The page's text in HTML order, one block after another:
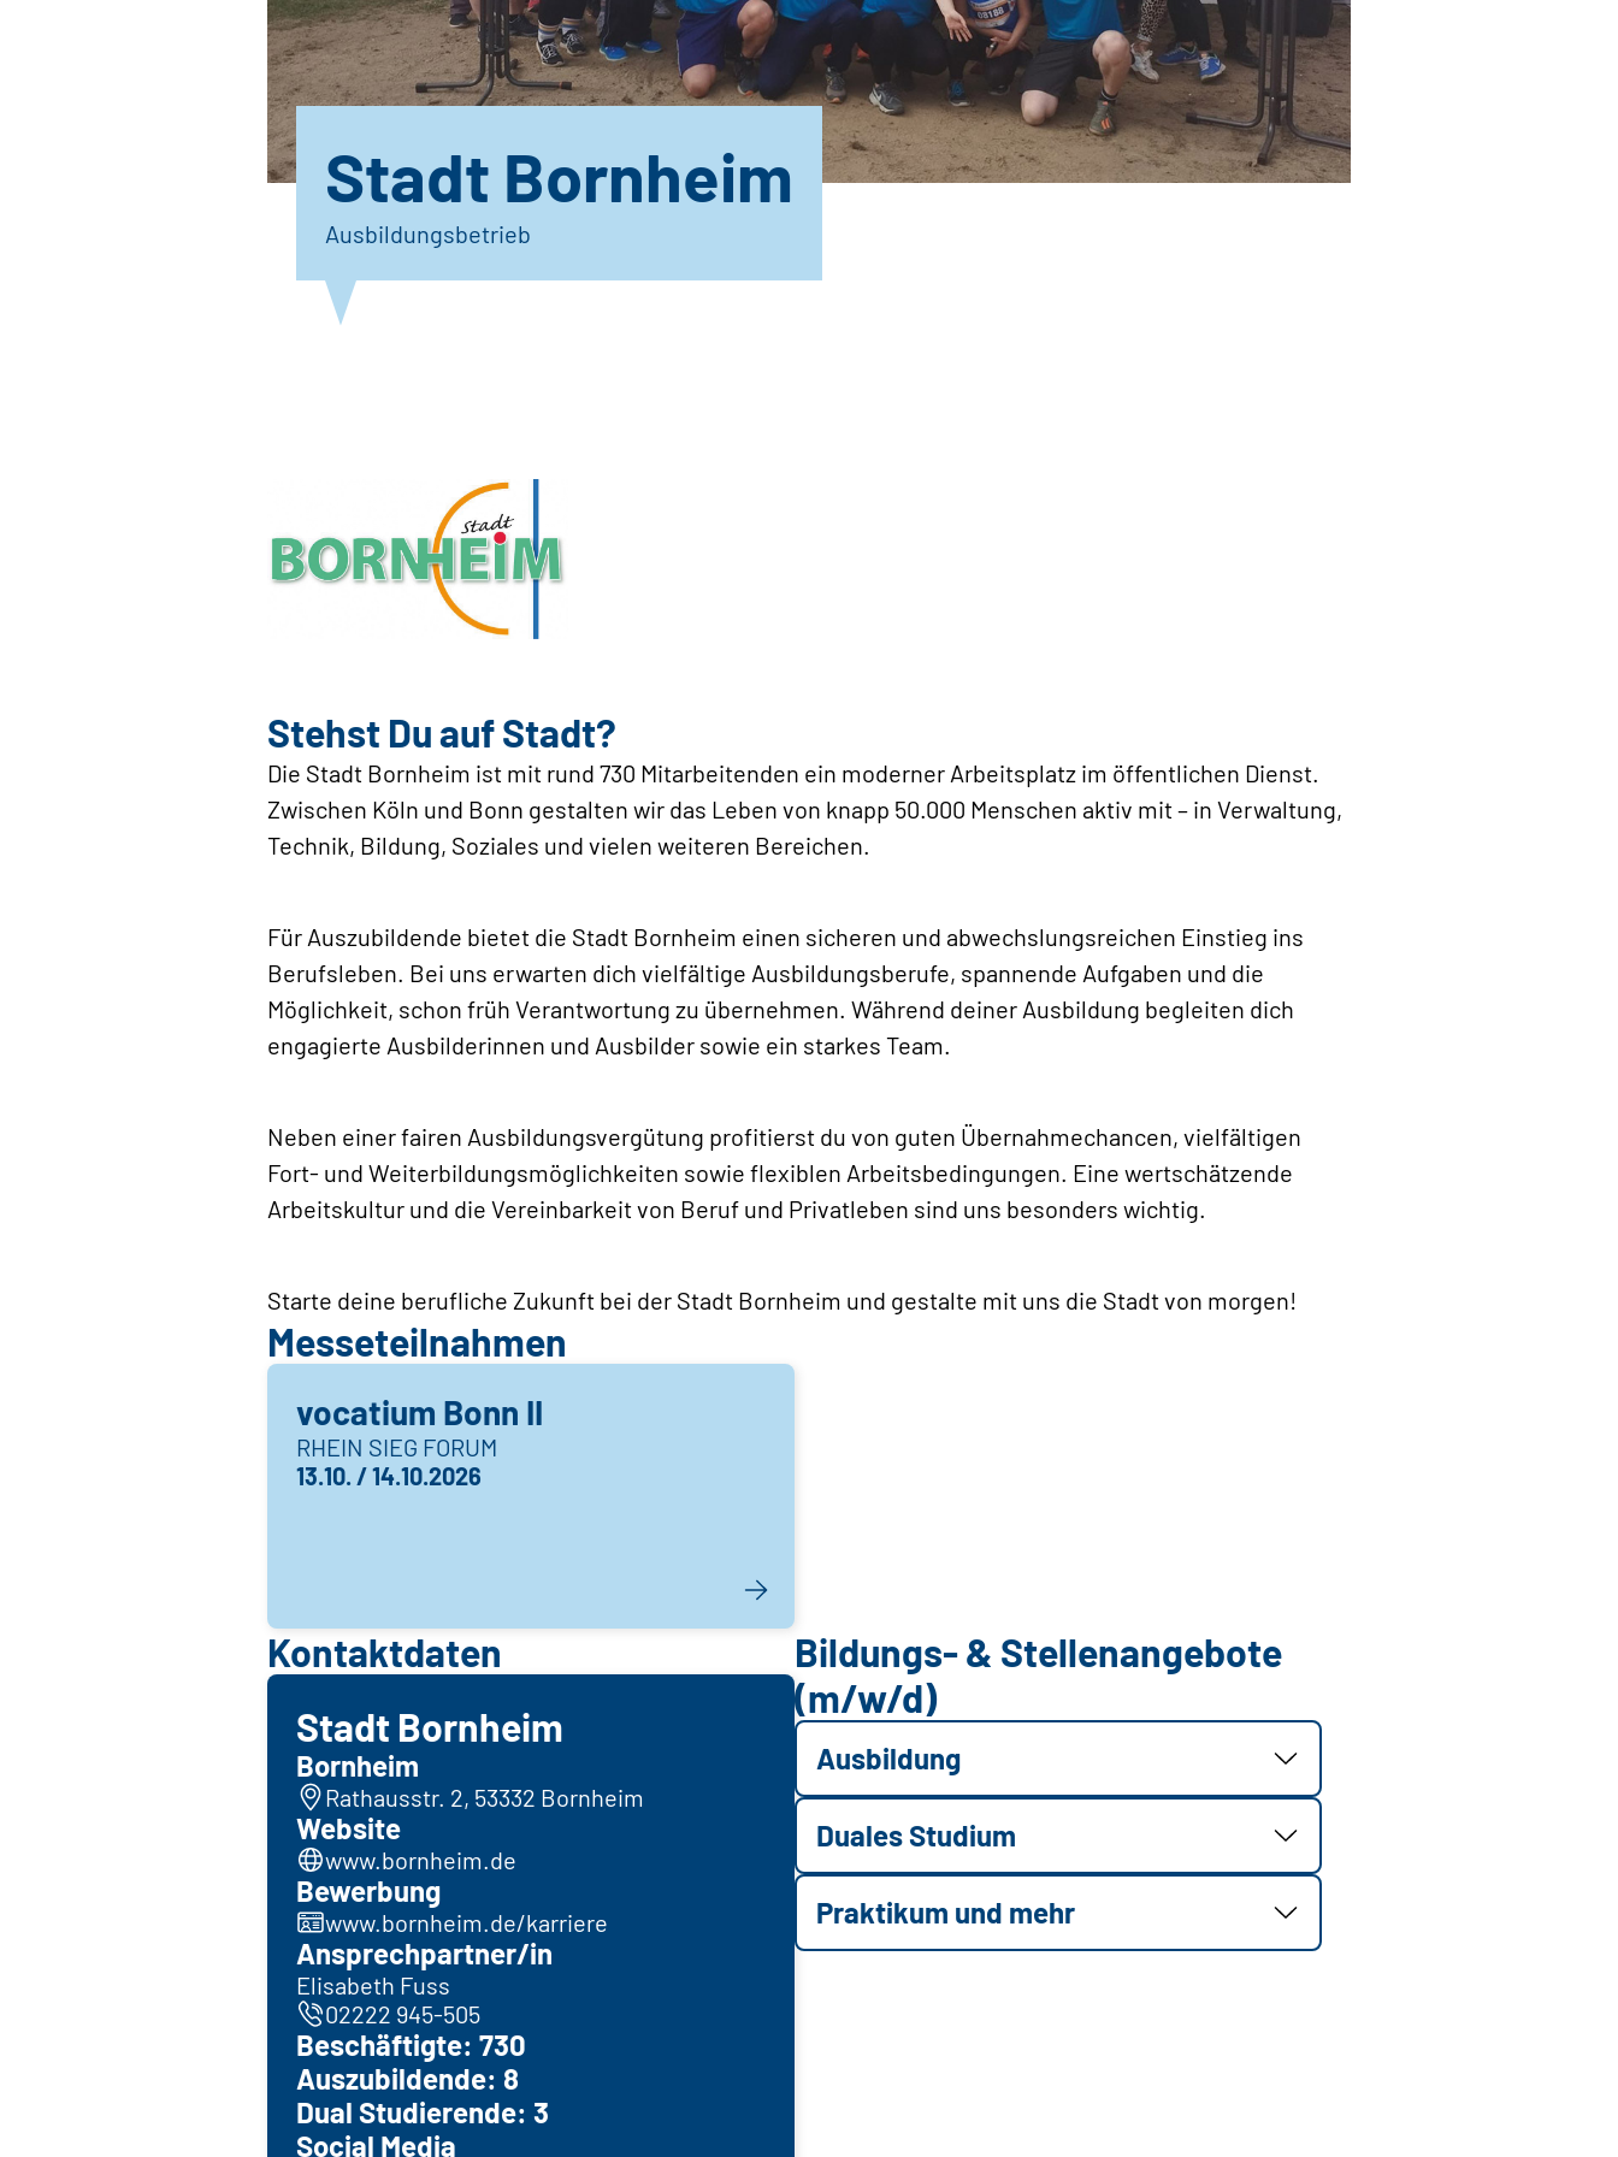
Stadt Bornheim
Ausbildungsbetrieb
Stehst Du auf Stadt?
Die Stadt Bornheim ist mit rund 730 Mitarbeitenden ein moderner Arbeitsplatz im öffentlichen Dienst.
Zwischen Köln und Bonn gestalten wir das Leben von knapp 50.000 Menschen aktiv mit – in Verwaltung,
Technik, Bildung, Soziales und vielen weiteren Bereichen.
Für Auszubildende bietet die Stadt Bornheim einen sicheren und abwechslungsreichen Einstieg ins
Berufsleben. Bei uns erwarten dich vielfältige Ausbildungsberufe, spannende Aufgaben und die
Möglichkeit, schon früh Verantwortung zu übernehmen. Während deiner Ausbildung begleiten dich
engagierte Ausbilderinnen und Ausbilder sowie ein starkes Team.
Neben einer fairen Ausbildungsvergütung profitierst du von guten Übernahmechancen, vielfältigen
Fort- und Weiterbildungsmöglichkeiten sowie flexiblen Arbeitsbedingungen. Eine wertschätzende
Arbeitskultur und die Vereinbarkeit von Beruf und Privatleben sind uns besonders wichtig.
Starte deine berufliche Zukunft bei der Stadt Bornheim und gestalte mit uns die Stadt von morgen!
Messeteilnahmen
vocatium Bonn II
RHEIN SIEG FORUM
13.10. / 14.10.2026
Kontaktdaten
Stadt Bornheim
Bornheim
Rathausstr. 2, 53332 Bornheim
Website
www.bornheim.de
Bewerbung
www.bornheim.de/karriere
Ansprechpartner/in
Elisabeth Fuss
02222 945-505
Beschäftigte: 730
Auszubildende: 8
Dual Studierende: 3
Social Media
Bildungs- & Stellenangebote
(m/w/d)
Ausbildung
Duales Studium
Praktikum und mehr